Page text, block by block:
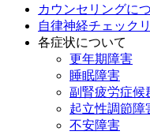
カウンセリングに
自律神経チェック
各症状について
更年期障害
睡眠障害
副腎疲労症候
起立性調節障
不安障害